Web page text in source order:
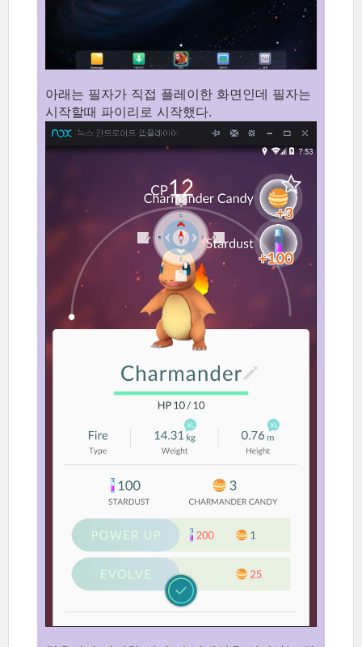
아래는 필자가 직접 플레이한 화면인데 필자는
시작할때 파이리로 시작했다.